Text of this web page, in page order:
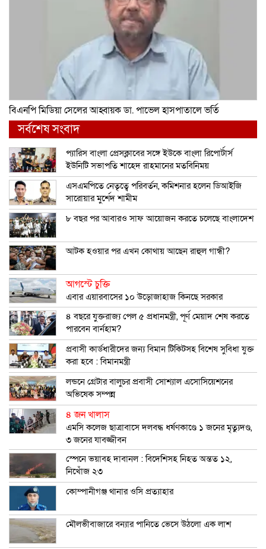
বিএনপি মিডিয়া সেলের আহ্বায়ক ডা. পাভেল হাসপাতালে ভর্তি
সর্বশেষ সংবাদ
প্যারিস বাংলা প্রেসক্লাবের সঙ্গে ইউকে বাংলা রিপোর্টার্স
ইউনিটি সভাপতি শাহেদ রাহমানের মতবিনিময়
এসএমপিতে নেতৃত্বে পরিবর্তন, কমিশনার হলেন ডিআইজি
সারোয়ার মুর্শেদ শামীম
৮ বছর পর আবারও সাফ আয়োজন করতে চলেছে বাংলাদেশ
আটক হওয়ার পর এখন কোথায় আছেন রাহুল গান্ধী?
আগস্টে চুক্তি
এবার এয়ারবাসের ১০ উড়োজাহাজ কিনছে সরকার
৪ বছরে যুক্তরাজ্য পেল ৫ প্রধানমন্ত্রী, পূর্ণ মেয়াদ শেষ করতে
পারবেন বার্নহাম?
প্রবাসী কার্ডধারীদের জন্য বিমান টিকিটসহ বিশেষ সুবিধা যুক্ত
করা হবে : বিমানমন্ত্রী
লন্ডনে গ্রেটার বালুচর প্রবাসী সোশ্যাল এসোসিয়েশনের
অভিষেক সম্পন্ন
৪ জন খালাস
এমসি কলেজ ছাত্রাবাসে দলবদ্ধ ধর্ষণকাণ্ডে ১ জনের মৃত্যুদণ্ড,
৩ জনের যাবজ্জীবন
স্পেনে ভয়াবহ দাবানল : বিদেশিসহ নিহত অন্তত ১২,
নিখোঁজ ২৩
কোম্পানীগঞ্জ থানার ওসি প্রত্যাহার
মৌলভীবাজারে বন্যার পানিতে ভেসে উঠলো এক লাশ